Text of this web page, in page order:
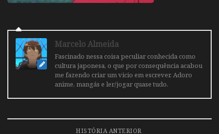
Marcelo Almeida
Fascinado nessa coisa peculiar conhecida como
cultura japonesa, o que por consequência acabou
me fazendo criar um vicio em escrever. Adoro
anime, mangás e ler/jogar quase tudo.
HISTÓRIA ANTERIOR